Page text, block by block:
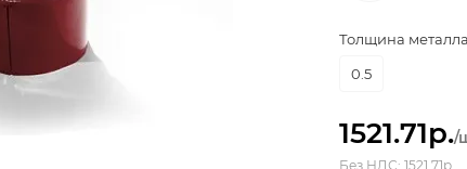
Толщина
0.5
1521.71р./
Без НДС: 1521.71р.